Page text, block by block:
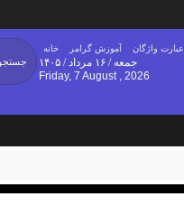
خانه آموزش گرامر عبارت واژگان
جمعه / ۱۶ مرداد / ۱۴۰۵
Friday, 7 August , 2026